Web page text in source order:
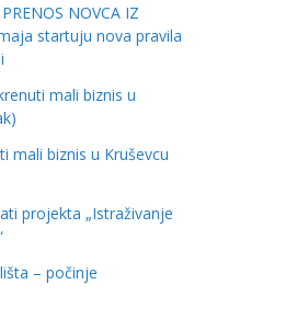
NOVCA IZ
startuju nova pravila
mali biznis u
mali biznis u Kruševcu
projekta „Istraživanje
– počinje